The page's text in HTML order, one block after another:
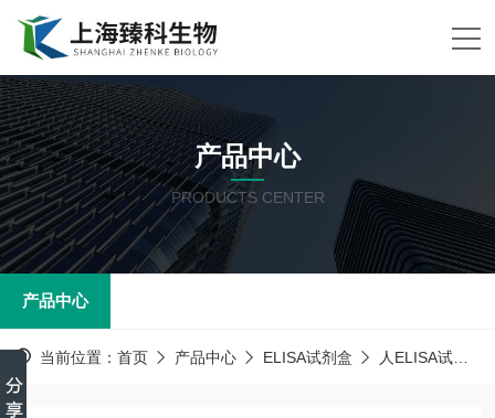
产品中心
PRODUCTS CENTER
产品中心
当前位置： 首页 产品中心 ELISA试剂盒 人ELISA试剂盒